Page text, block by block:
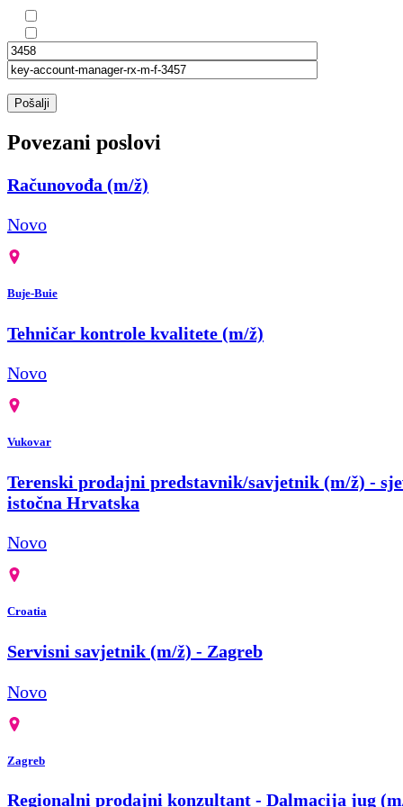
Pošalji
Povezani poslovi
Računovođa (m/ž)
Novo
Buje-Buie
Tehničar kontrole kvalitete (m/ž)
Novo
Vukovar
Terenski prodajni predstavnik/savjetnik (m/ž) -
istočna Hrvatska
Novo
Croatia
Servisni savjetnik (m/ž) - Zagreb
Novo
Zagreb
Regionalni prodajni konzultant - Dalmacija jug